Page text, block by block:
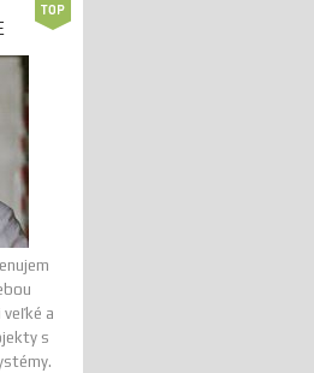
veľké a
s